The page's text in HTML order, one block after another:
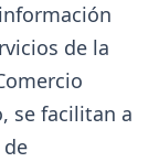
de la
se facilitan a